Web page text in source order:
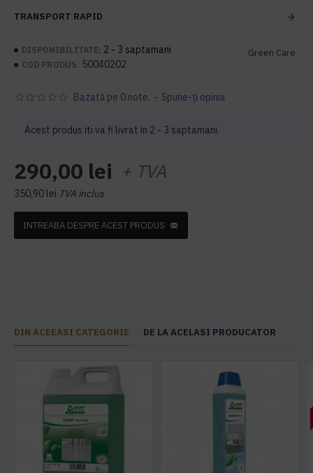
TRANSPORT RAPID
DISPONIBILITATE: 2 - 3 saptamani
COD PRODUS: 50040202
Green Care
Acest produs iti va fi livrat in 2 - 3 saptamani.
Bazată pe 0 note. - Spune-ţi opinia
290,00 lei + TVA
350,90 lei TVA inclus
INTREABA DESPRE ACEST PRODUS
DIN ACEEASI CATEGORIE DE LA ACELASI PRODUCATOR